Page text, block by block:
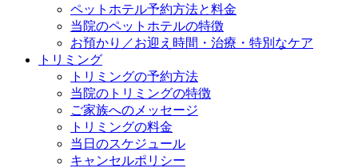
ペットホテル予約方法と料金
当院のペットホテルの特徴
お預かり／お迎え時間・治療・特別なケア
トリミング
トリミングの予約方法
当院のトリミングの特徴
ご家族へのメッセージ
トリミングの料金
当日のスケジュール
キャンセルポリシー